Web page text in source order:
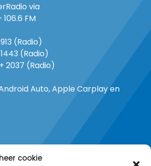
cookie
via
106.6 FM
(Radio)
(Radio)
2037 (Radio)
Auto, Apple Carplay en